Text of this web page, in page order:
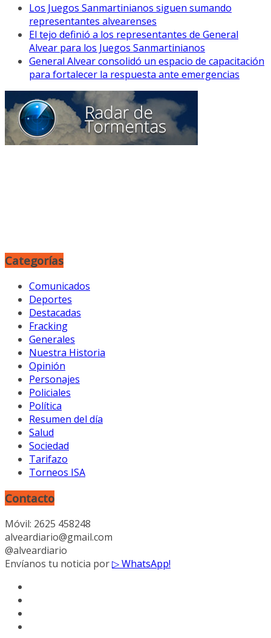
Los Juegos Sanmartinianos siguen sumando
representantes alvearenses
El tejo definió a los representantes de General
Alvear para los Juegos Sanmartinianos
General Alvear consolidó un espacio de capacitación
para fortalecer la respuesta ante emergencias
Categorías
Comunicados
Deportes
Destacadas
Fracking
Generales
Nuestra Historia
Opinión
Personajes
Policiales
Política
Resumen del día
Salud
Sociedad
Tarifazo
Torneos ISA
Contacto
Móvil: 2625 458248
alveardiario@gmail.com
@alveardiario
Envíanos tu noticia por▷ WhatsApp!